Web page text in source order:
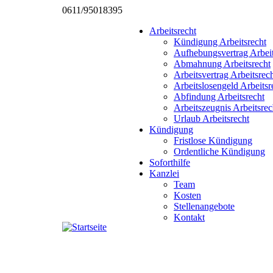
0611/95018395
Arbeitsrecht
Kündigung Arbeitsrecht
Aufhebungsvertrag
Abmahnung Arbeitsrecht
Arbeitsvertrag
Arbeitslosengeld
Abfindung Arbeitsrecht
Arbeitszeugnis
Urlaub Arbeitsrecht
Kündigung
Fristlose Kündigung
Ordentliche Kündigung
Soforthilfe
Kanzlei
Team
Kosten
Stellenangebote
Kontakt